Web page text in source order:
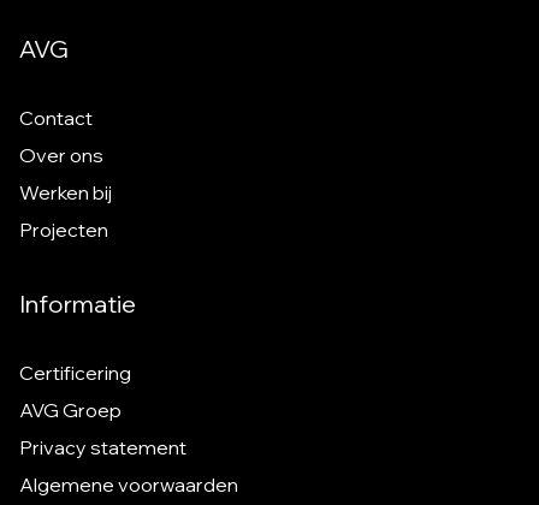
AVG
Contact
Over ons
Werken bij
Projecten
Informatie
Certificering
AVG Groep
Privacy statement
Algemene voorwaarden